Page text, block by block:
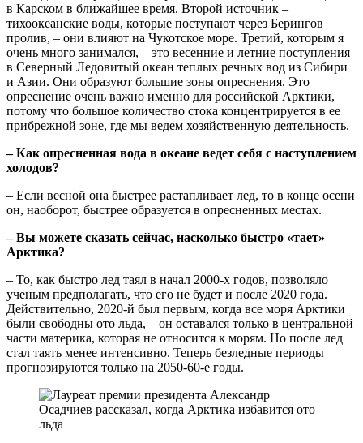
в Карском в ближайшее время. Второй источник –
тихоокеанские воды, которые поступают через Берингов
пролив, – они влияют на Чукотское море. Третий, которым я
очень много занимался, – это весенние и летние поступления
в Северный Ледовитый океан теплых речных вод из Сибири
и Азии. Они образуют большие зоны опреснения. Это
опреснение очень важно именно для российской Арктики,
потому что большое количество стока концентрируется в ее
прибрежной зоне, где мы ведем хозяйственную деятельность.
– Как опресненная вода в океане ведет себя с наступлением
холодов?
– Если весной она быстрее растапливает лед, то в конце осени
он, наоборот, быстрее образуется в опресненных местах.
– Вы можете сказать сейчас, насколько быстро «тает»
Арктика?
– То, как быстро лед таял в начал 2000-х годов, позволяло
ученым предполагать, что его не будет и после 2020 года.
Действительно, 2020-й был первым, когда все моря Арктики
были свободны ото льда, – он оставался только в центральной
части материка, которая не относится к морям. Но после лед
стал таять менее интенсивно. Теперь безледные периоды
прогнозируются только на 2050-60-е годы.